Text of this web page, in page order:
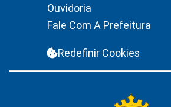
Ouvidoria
Fale Com A Prefeitura
Redefinir Cookies